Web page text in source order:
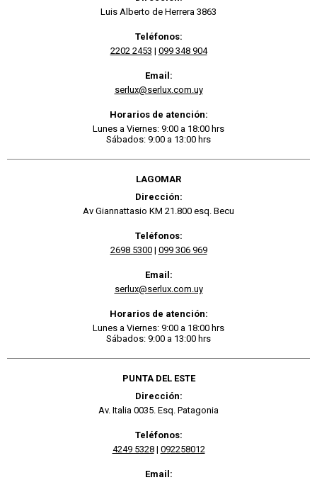
Luis Alberto de Herrera 3863
Teléfonos:
2202 2453 | 099 348 904
Email:
serlux@serlux.com.uy
Horarios de atención:
Lunes a Viernes: 9:00 a 18:00 hrs
Sábados: 9:00 a 13:00 hrs
LAGOMAR
Dirección:
Av Giannattasio KM 21.800 esq. Becu
Teléfonos:
2698 5300| 099 306 969
Email:
serlux@serlux.com.uy
Horarios de atención:
Lunes a Viernes: 9:00 a 18:00 hrs
Sábados: 9:00 a 13:00 hrs
PUNTA DEL ESTE
Dirección:
Av. Italia 0035. Esq. Patagonia
Teléfonos:
4249 5328| 092258012
Email: